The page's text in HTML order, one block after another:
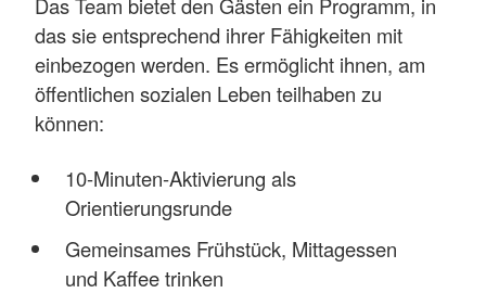
das sie entsprechend ihrer Fähigkeiten mit
einbezogen werden. Es ermöglicht ihnen, am
öffentlichen sozialen Leben teilhaben zu
können:
10-Minuten-Aktivierung als
Orientierungsrunde
Gemeinsames Frühstück, Mittagessen
und Kaffee trinken